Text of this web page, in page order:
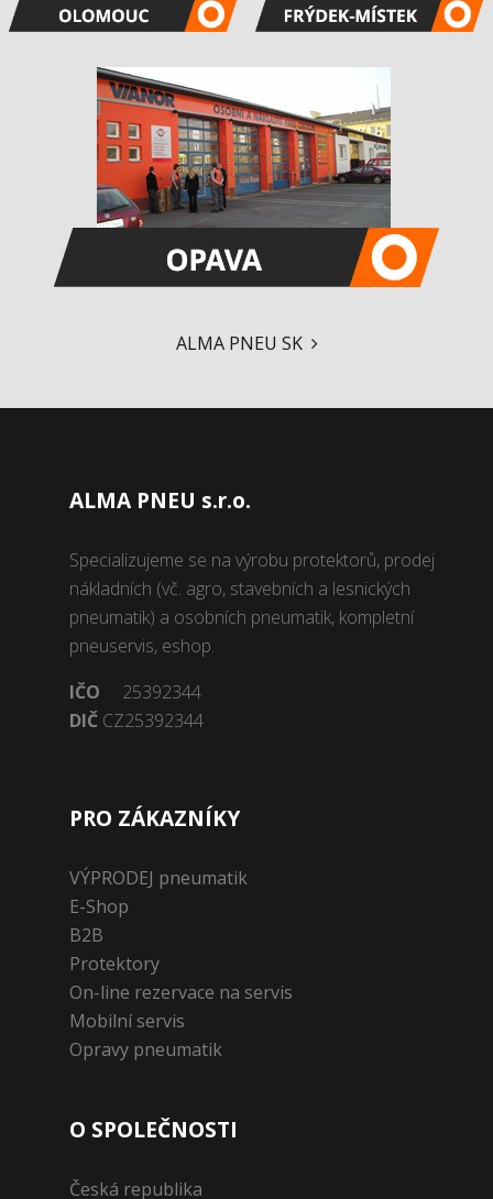
ALMA PNEU SK
ALMA PNEU s.r.o.
Specializujeme se na výrobu protektorů, prodej
nákladních (vč. agro, stavebních a lesnických
pneumatik) a osobních pneumatik, kompletní
pneuservis, eshop.
IČO
25392344
DIČ CZ25392344
PRO ZÁKAZNÍKY
VÝPRODEJ pneumatik
E-Shop
B2B
Protektory
On-line rezervace na servis
Mobilní servis
Opravy pneumatik
O SPOLEČNOSTI
Česká republika